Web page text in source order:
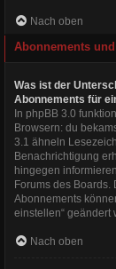
Nach oben
Abonnements
Was ist der
Abonnements für
In phpBB 3.0
Browsern: du
3.1 ähneln
Benachrichtigung
hingegen
Forums des
Abonnements
einstellen“ geändert
Nach oben